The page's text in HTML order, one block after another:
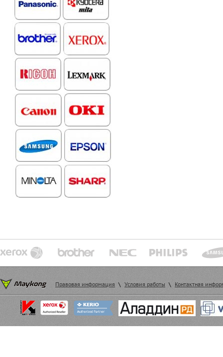
Правовая информация \ Условия работы \ Контактная